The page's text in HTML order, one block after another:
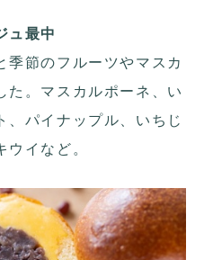
ュ最中
季節のフルーツやマスカ
た。マスカルポーネ、い
、パイナップル、いちじ
イなど。